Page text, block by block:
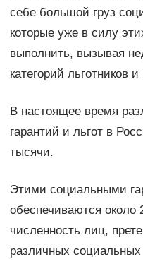
себе большой груз
которые уже в силу
выполнить, вызывая
категорий льготников
В настоящее время
гарантий и льгот в
тысячи.
Этими социальными
обеспечиваются около
численность лиц,
различных социальных